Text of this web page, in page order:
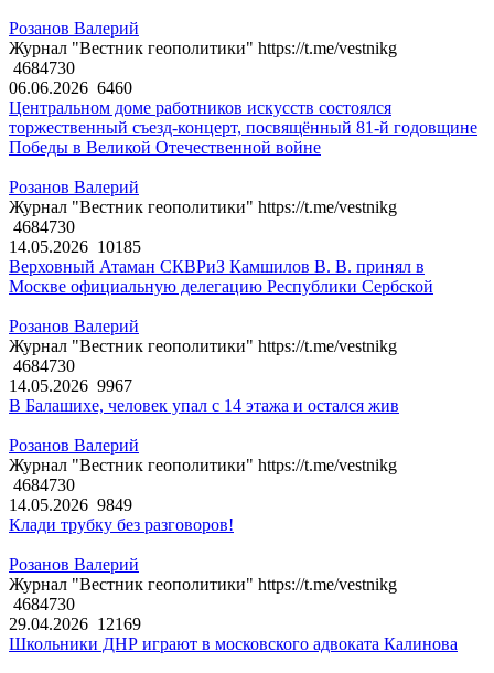
Розанов Валерий
Журнал "Вестник геополитики" https://t.me/vestnikg
4684730
06.06.2026 6460
Центральном доме работников искусств состоялся
торжественный съезд-концерт, посвящённый 81-й годовщине
Победы в Великой Отечественной войне
Розанов Валерий
Журнал "Вестник геополитики" https://t.me/vestnikg
4684730
14.05.2026 10185
Верховный Атаман СКВРиЗ Камшилов В. В. принял в
Москве официальную делегацию Республики Сербской
Розанов Валерий
Журнал "Вестник геополитики" https://t.me/vestnikg
4684730
14.05.2026 9967
В Балашихе, человек упал с 14 этажа и остался жив
Розанов Валерий
Журнал "Вестник геополитики" https://t.me/vestnikg
4684730
14.05.2026 9849
Клади трубку без разговоров!
Розанов Валерий
Журнал "Вестник геополитики" https://t.me/vestnikg
4684730
29.04.2026 12169
Школьники ДНР играют в московского адвоката Калинова